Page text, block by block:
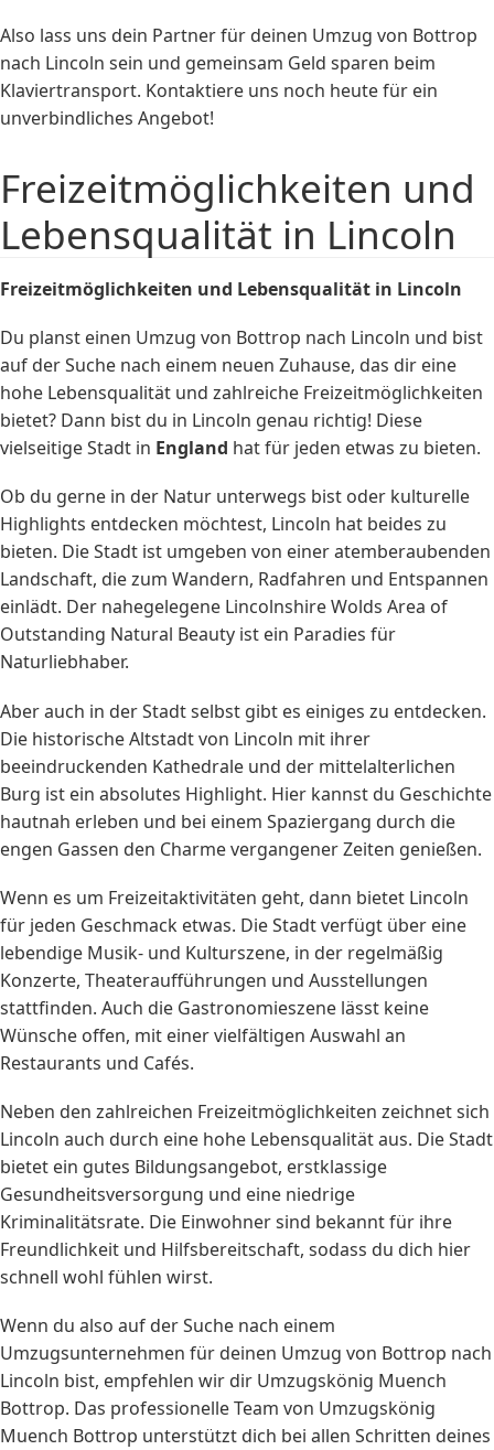
Also lass uns dein Partner für deinen Umzug von Bottrop
nach Lincoln sein und gemeinsam Geld sparen beim
Klaviertransport. Kontaktiere uns noch heute für ein
unverbindliches Angebot!
Freizeitmöglichkeiten und
Lebensqualität in Lincoln
Freizeitmöglichkeiten und Lebensqualität in Lincoln
Du planst einen Umzug von Bottrop nach Lincoln und bist
auf der Suche nach einem neuen Zuhause, das dir eine
hohe Lebensqualität und zahlreiche Freizeitmöglichkeiten
bietet? Dann bist du in Lincoln genau richtig! Diese
vielseitige Stadt in England hat für jeden etwas zu bieten.
Ob du gerne in der Natur unterwegs bist oder kulturelle
Highlights entdecken möchtest, Lincoln hat beides zu
bieten. Die Stadt ist umgeben von einer atemberaubenden
Landschaft, die zum Wandern, Radfahren und Entspannen
einlädt. Der nahegelegene Lincolnshire Wolds Area of
Outstanding Natural Beauty ist ein Paradies für
Naturliebhaber.
Aber auch in der Stadt selbst gibt es einiges zu entdecken.
Die historische Altstadt von Lincoln mit ihrer
beeindruckenden Kathedrale und der mittelalterlichen
Burg ist ein absolutes Highlight. Hier kannst du Geschichte
hautnah erleben und bei einem Spaziergang durch die
engen Gassen den Charme vergangener Zeiten genießen.
Wenn es um Freizeitaktivitäten geht, dann bietet Lincoln
für jeden Geschmack etwas. Die Stadt verfügt über eine
lebendige Musik- und Kulturszene, in der regelmäßig
Konzerte, Theateraufführungen und Ausstellungen
stattfinden. Auch die Gastronomieszene lässt keine
Wünsche offen, mit einer vielfältigen Auswahl an
Restaurants und Cafés.
Neben den zahlreichen Freizeitmöglichkeiten zeichnet sich
Lincoln auch durch eine hohe Lebensqualität aus. Die Stadt
bietet ein gutes Bildungsangebot, erstklassige
Gesundheitsversorgung und eine niedrige
Kriminalitätsrate. Die Einwohner sind bekannt für ihre
Freundlichkeit und Hilfsbereitschaft, sodass du dich hier
schnell wohl fühlen wirst.
Wenn du also auf der Suche nach einem
Umzugsunternehmen für deinen Umzug von Bottrop nach
Lincoln bist, empfehlen wir dir Umzugskönig Muench
Bottrop. Das professionelle Team von Umzugskönig
Muench Bottrop unterstützt dich bei allen Schritten deines